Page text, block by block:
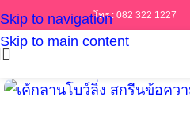
Skip to navigation
Skip to main content
โทร : 082 322 1227